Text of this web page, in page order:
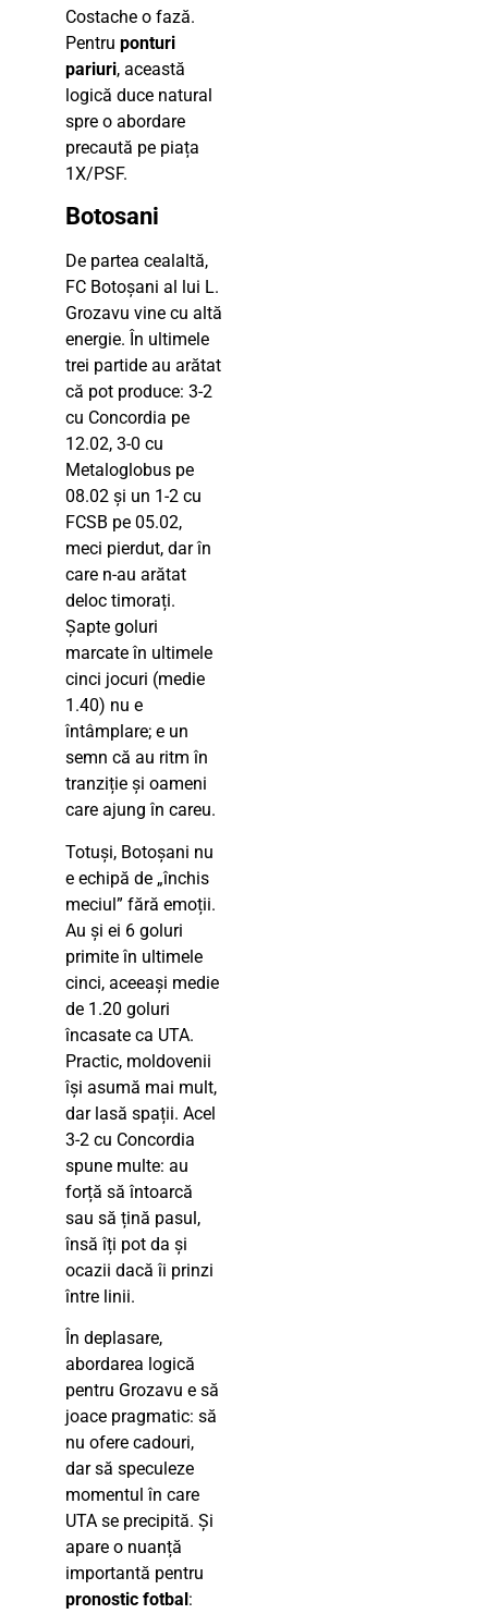
Costache o fază.
Pentru ponturi
pariuri, această
logică duce natural
spre o abordare
precaută pe piața
1X/PSF.
Botosani
De partea cealaltă,
FC Botoșani al lui L.
Grozavu vine cu altă
energie. În ultimele
trei partide au arătat
că pot produce: 3-2
cu Concordia pe
12.02, 3-0 cu
Metaloglobus pe
08.02 și un 1-2 cu
FCSB pe 05.02,
meci pierdut, dar în
care n-au arătat
deloc timorați.
Șapte goluri
marcate în ultimele
cinci jocuri (medie
1.40) nu e
întâmplare; e un
semn că au ritm în
tranziție și oameni
care ajung în careu.
Totuși, Botoșani nu
e echipă de „închis
meciul” fără emoții.
Au și ei 6 goluri
primite în ultimele
cinci, aceeași medie
de 1.20 goluri
încasate ca UTA.
Practic, moldovenii
își asumă mai mult,
dar lasă spații. Acel
3-2 cu Concordia
spune multe: au
forță să întoarcă
sau să țină pasul,
însă îți pot da și
ocazii dacă îi prinzi
între linii.
În deplasare,
abordarea logică
pentru Grozavu e să
joace pragmatic: să
nu ofere cadouri,
dar să speculeze
momentul în care
UTA se precipită. Și
apare o nuanță
importantă pentru
pronostic fotbal: